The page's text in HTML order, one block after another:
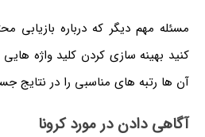
مسئله مهم دیگر که درباره بازیابی
کنید بهینه سازی کردن کلید واژه
آن ها رتبه های مناسبی را در نتایج
آگاهی دادن در مورد کرونا